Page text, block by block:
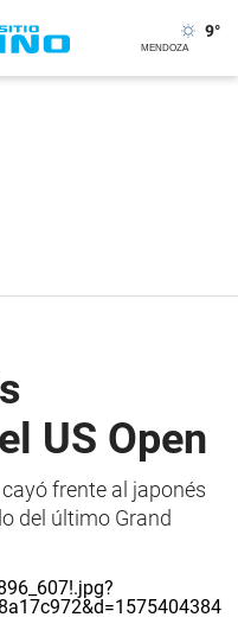
9°
US Open
frente al japonés
del último Grand